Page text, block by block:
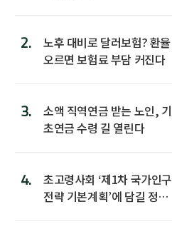
2.
노후 대비로 달러보험? 환율
오르면 보험료 부담 커진다
3.
소액 직역연금 받는 노인, 기
초연금 수령 길 열린다
4.
초고령사회 ‘제1차 국가인구
전략 기본계획’에 담길 정책